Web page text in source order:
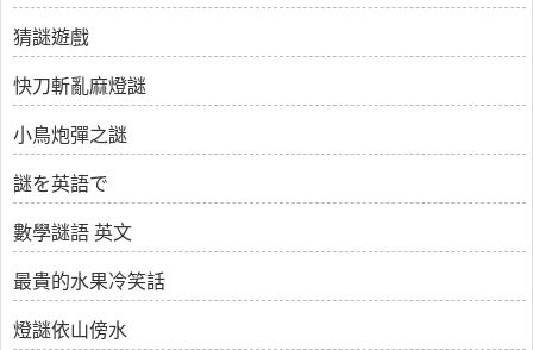
猜謎遊戲
快刀斬亂麻燈謎
小鳥炮彈之謎
謎を英語で
數學謎語 英文
最貴的水果冷笑話
燈謎依山傍水